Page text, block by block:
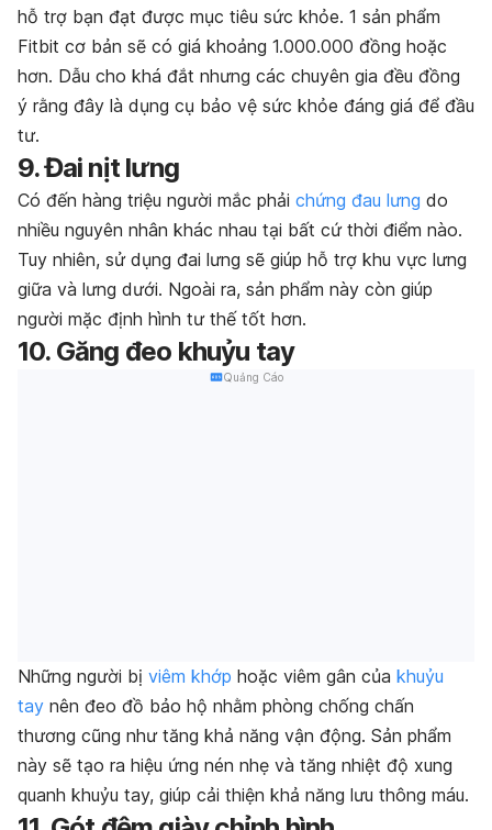
hỗ trợ bạn đạt được mục tiêu sức khỏe. 1 sản phẩm
Fitbit cơ bản sẽ có giá khoảng 1.000.000 đồng hoặc
hơn. Dẫu cho khá đắt nhưng các chuyên gia đều đồng
ý rằng đây là dụng cụ bảo vệ sức khỏe đáng giá để đầu
tư.
9. Đai nịt lưng
Có đến hàng triệu người mắc phải chứng đau lưng do
nhiều nguyên nhân khác nhau tại bất cứ thời điểm nào.
Tuy nhiên, sử dụng đai lưng sẽ giúp hỗ trợ khu vực lưng
giữa và lưng dưới. Ngoài ra, sản phẩm này còn giúp
người mặc định hình tư thế tốt hơn.
10. Găng đeo khuỷu tay
Quảng Cáo
Những người bị viêm khớp hoặc viêm gân của khuỷu
tay nên đeo đồ bảo hộ nhằm phòng chống chấn
thương cũng như tăng khả năng vận động. Sản phẩm
này sẽ tạo ra hiệu ứng nén nhẹ và tăng nhiệt độ xung
quanh khuỷu tay, giúp cải thiện khả năng lưu thông máu.